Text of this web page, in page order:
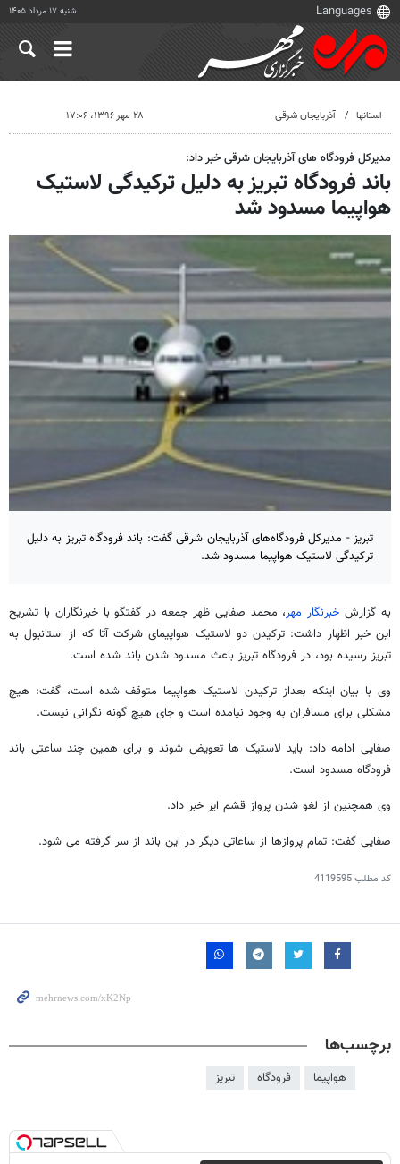
شنبه ۱۷ مرداد ۱۴۰۵
استانها آذربایجان شرقی ۲۸ مهر ۱۳۹۶، ۱۷:۰۶
مدیرکل فرودگاه‌ های آذربایجان ‌شرقی خبر داد:
باند فرودگاه تبریز به دلیل ترکیدگی لاستیک
هواپیما مسدود شد
تبریز - مدیرکل فرودگاه‌های آذربایجان ‌شرقی گفت: باند فرودگاه تبریز به دلیل
ترکیدگی لاستیک هواپیما مسدود شد.
به گزارش خبرنگار مهر، محمد صفایی ظهر جمعه در گفتگو با خبرنگاران با تشریح
این خبر اظهار داشت: ترکیدن دو لاستیک هواپیمای شرکت آتا که از استانبول به
تبریز رسیده بود، در فرودگاه تبریز باعث مسدود شدن باند شده است.
وی با بیان اینکه بعداز ترکیدن لاستیک هواپیما متوقف شده است، گفت: هیچ
مشکلی برای مسافران به وجود نیامده است و جای هیچ گونه نگرانی نیست.
صفایی ادامه داد: باید لاستیک‌ ها تعویض شوند و برای همین چند ساعتی باند
فرودگاه مسدود است.
وی همچنین از لغو شدن پرواز قشم ایر خبر داد.
صفایی گفت: تمام پروازها از ساعاتی دیگر در این باند از سر گرفته می شود.
کد مطلب4119595
برچسب‌ها
هواپیما فرودگاه تبریز